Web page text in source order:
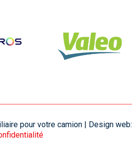
pour votre camion | Design web: